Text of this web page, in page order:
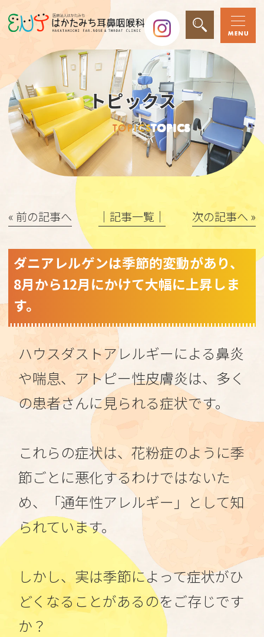
トピックス
TOPICSTOPICS
« 前の記事へ │記事一覧│ 次の記事へ »
ダニアレルゲンは季節的変動があり、
8月から12月にかけて大幅に上昇しま
す。
ハウスダストアレルギーによる鼻炎
や喘息、アトピー性皮膚炎は、多く
の患者さんに見られる症状です。
これらの症状は、花粉症のように季
節ごとに悪化するわけではないた
め、「通年性アレルギー」として知
られています。
しかし、実は季節によって症状がひ
どくなることがあるのをご存じです
か？